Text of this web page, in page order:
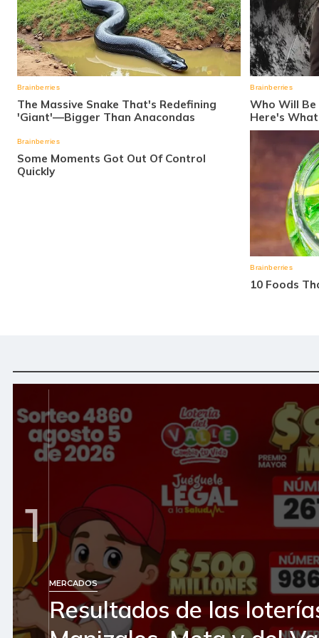
1
MERCADOS
Resultados de las